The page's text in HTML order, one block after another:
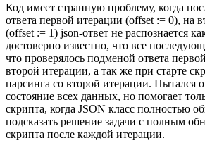
Код имеет странную проблему, когда
ответа первой итерации (offset := 0), на
(offset := 1) json-ответ не распознается
достоверно известно, что все
что проверялось подменой ответа
второй итерации, а так же при старте
парсинга со второй итерации. Пытался
состояние всех данных, но помогает
скрипта, когда JSON класс полностью
подсказать решение задачи с полным
скрипта после каждой итерации.